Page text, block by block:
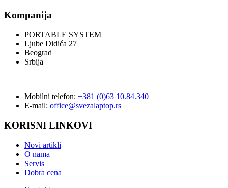
Kompanija
PORTABLE SYSTEM
Ljube Didića 27
Beograd
Srbija
Mobilni telefon: +381 (0)63 10.84.340
E-mail: office@svezalaptop.rs
KORISNI LINKOVI
Novi artikli
O nama
Servis
Dobra cena